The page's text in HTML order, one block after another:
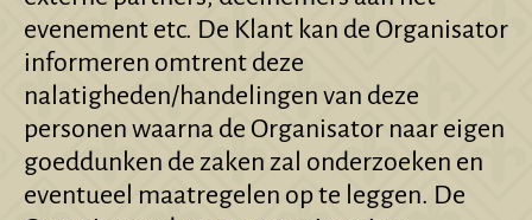
evenement etc. De Klant kan de Organisator
informeren omtrent deze
nalatigheden/handelingen van deze
personen waarna de Organisator naar eigen
goeddunken de zaken zal onderzoeken en
eventueel maatregelen op te leggen. De